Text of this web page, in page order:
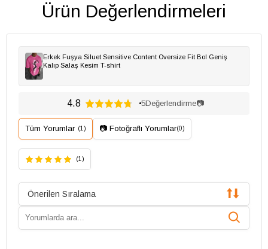
Ürün Değerlendirmeleri
Erkek Fuşya Siluet Sensitive Content Oversize Fit Bol Geniş
Kalıp Salaş Kesim T-shirt
4.8 5Değerlendirme📷
Tüm Yorumlar (1) 📷 Fotoğraflı Yorumlar(0)
(1)
Önerilen Sıralama